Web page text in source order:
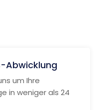
Abwicklung
um Ihre
in weniger als 24